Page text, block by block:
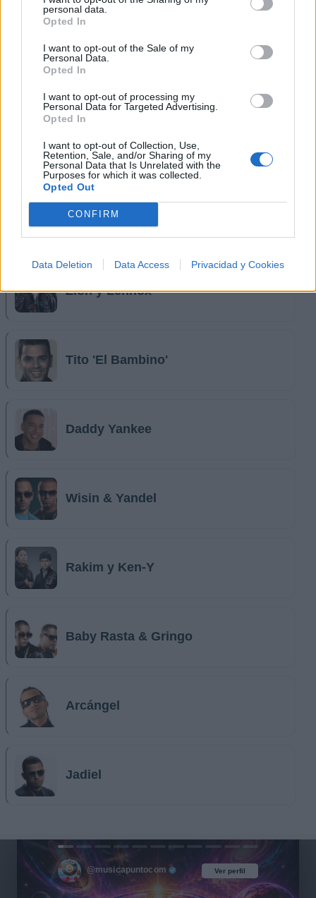
personal data.
Opted In
I want to opt-out of the Sale of my
Personal Data.
Opted In
I want to opt-out of processing my
Personal Data for Targeted Advertising.
Opted In
I want to opt-out of Collection, Use,
Retention, Sale, and/or Sharing of my
Personal Data that Is Unrelated with the
Purposes for which it was collected.
Opted Out
CONFIRM
Data Deletion Data Access Privacidad y Cookies
Zion y Lennox
Tito 'El Bambino'
Daddy Yankee
Wisin & Yandel
Rakim y Ken-Y
Baby Rasta & Gringo
Arcángel
Jadiel
Ver perfil
@musicapuntocom Ver perfil